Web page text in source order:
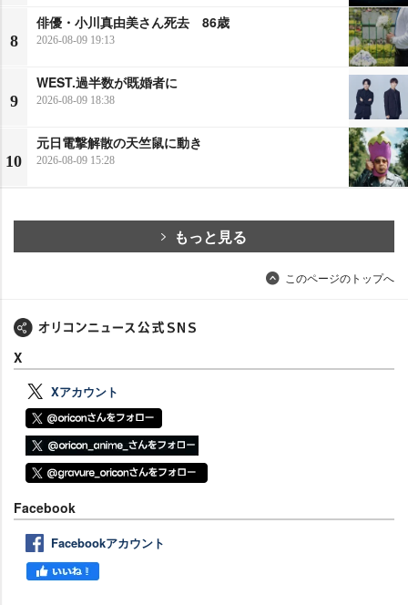
8
俳優・小川真由美さん死去 86歳
2026-08-09 19:13
9
WEST.過半数が既婚者に
2026-08-09 18:38
10
元日電撃解散の天竺鼠に動き
2026-08-09 15:28
もっと見る
このページのトップへ
X
Xアカウント
Facebook
Facebookアカウント